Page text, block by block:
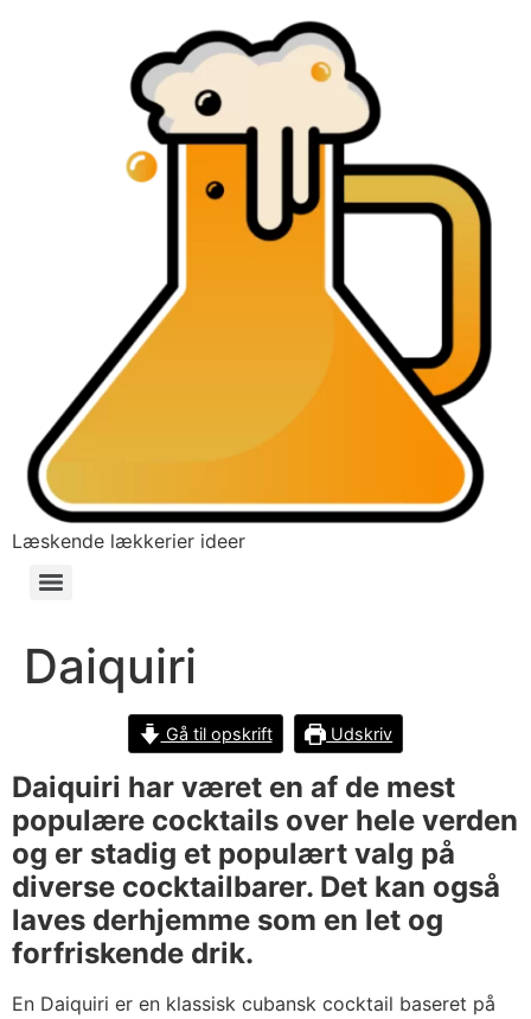
Læskende lækkerier ideer
Daiquiri
Gå til opskrift Udskriv
Daiquiri har været en af de mest
populære cocktails over hele verden
og er stadig et populært valg på
diverse cocktailbarer. Det kan også
laves derhjemme som en let og
forfriskende drik.
En Daiquiri er en klassisk cubansk cocktail baseret på